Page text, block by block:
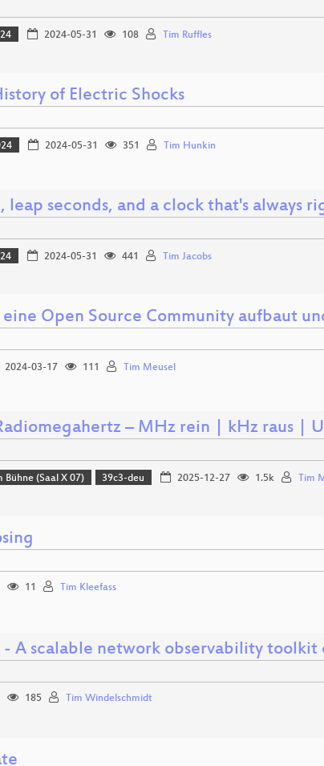
2024-05-31 108 Tim Ruffles
of Electric Shocks
2024-05-31 351 Tim Hunkin
leap seconds, and a clock that's always
2024-05-31 441 Tim Jacobs
Open Source Community aufbaut
2024-03-17 111 Tim Meusel
– MHz rein | kHz raus |
Bühne (Saal X 07) 39c3-deu 2025-12-27 1.5k Tim
11 Tim Kleefass
A scalable network observability
185 Tim Windelschmidt